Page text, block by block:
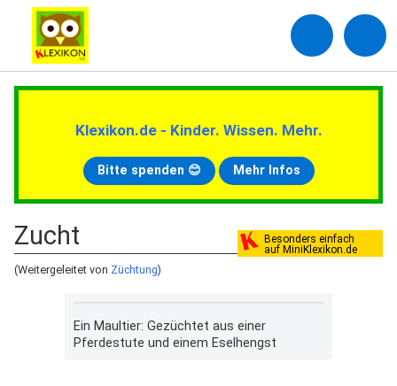
Klexikon.de - Kinder. Wissen. Mehr.
Bitte spenden 😊 Mehr Infos
Besonders einfach
auf MiniKlexikon.de
Zucht
(Weitergeleitet von Züchtung)
Ein Maultier: Gezüchtet aus einer
Pferdestute und einem Eselhengst